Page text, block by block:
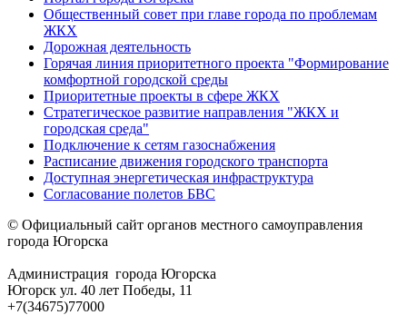
Общественный совет при главе города по проблемам
ЖКХ
Дорожная деятельность
Горячая линия приоритетного проекта "Формирование
комфортной городской среды
Приоритетные проекты в сфере ЖКХ
Стратегическое развитие направления "ЖКХ и
городская среда"
Подключение к сетям газоснабжения
Расписание движения городского транспорта
Доступная энергетическая инфраструктура
Согласование полетов БВС
© Официальный сайт органов местного самоуправления
города Югорска
Администрация города Югорска
Югорск ул. 40 лет Победы, 11
+7(34675)77000